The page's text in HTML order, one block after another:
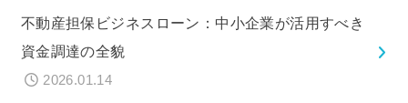
不動産担保ビジネスローン：中小企業が活用すべき
資金調達の全貌
2026.01.14